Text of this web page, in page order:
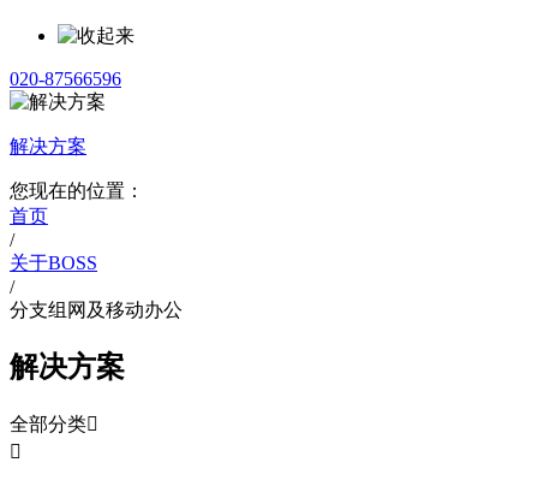
020-87566596
解决方案
您现在的位置：
首页
/
关于BOSS
/
分支组网及移动办公
解决方案
全部分类
